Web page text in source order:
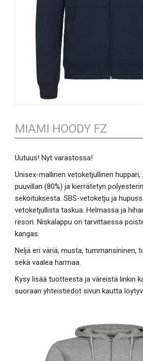
MIAMI HOODY FZ
Uutuus! Nyt varastossa!
Unisex-mallinen vetoketjullinen
puuvillan (80%) ja kierrätetyn
sekoituksesta. SBS-vetoketju ja
vetoketjullista taskua. Helmassa ja
resori. Niskalappu on tarvittaessa
kangas.
Neljä eri väriä; musta, tummansininen,
sekä vaalea harmaa.
Kysy lisää tuotteesta ja väreistä linkin
suoraan yhteistiedot sivun kautta